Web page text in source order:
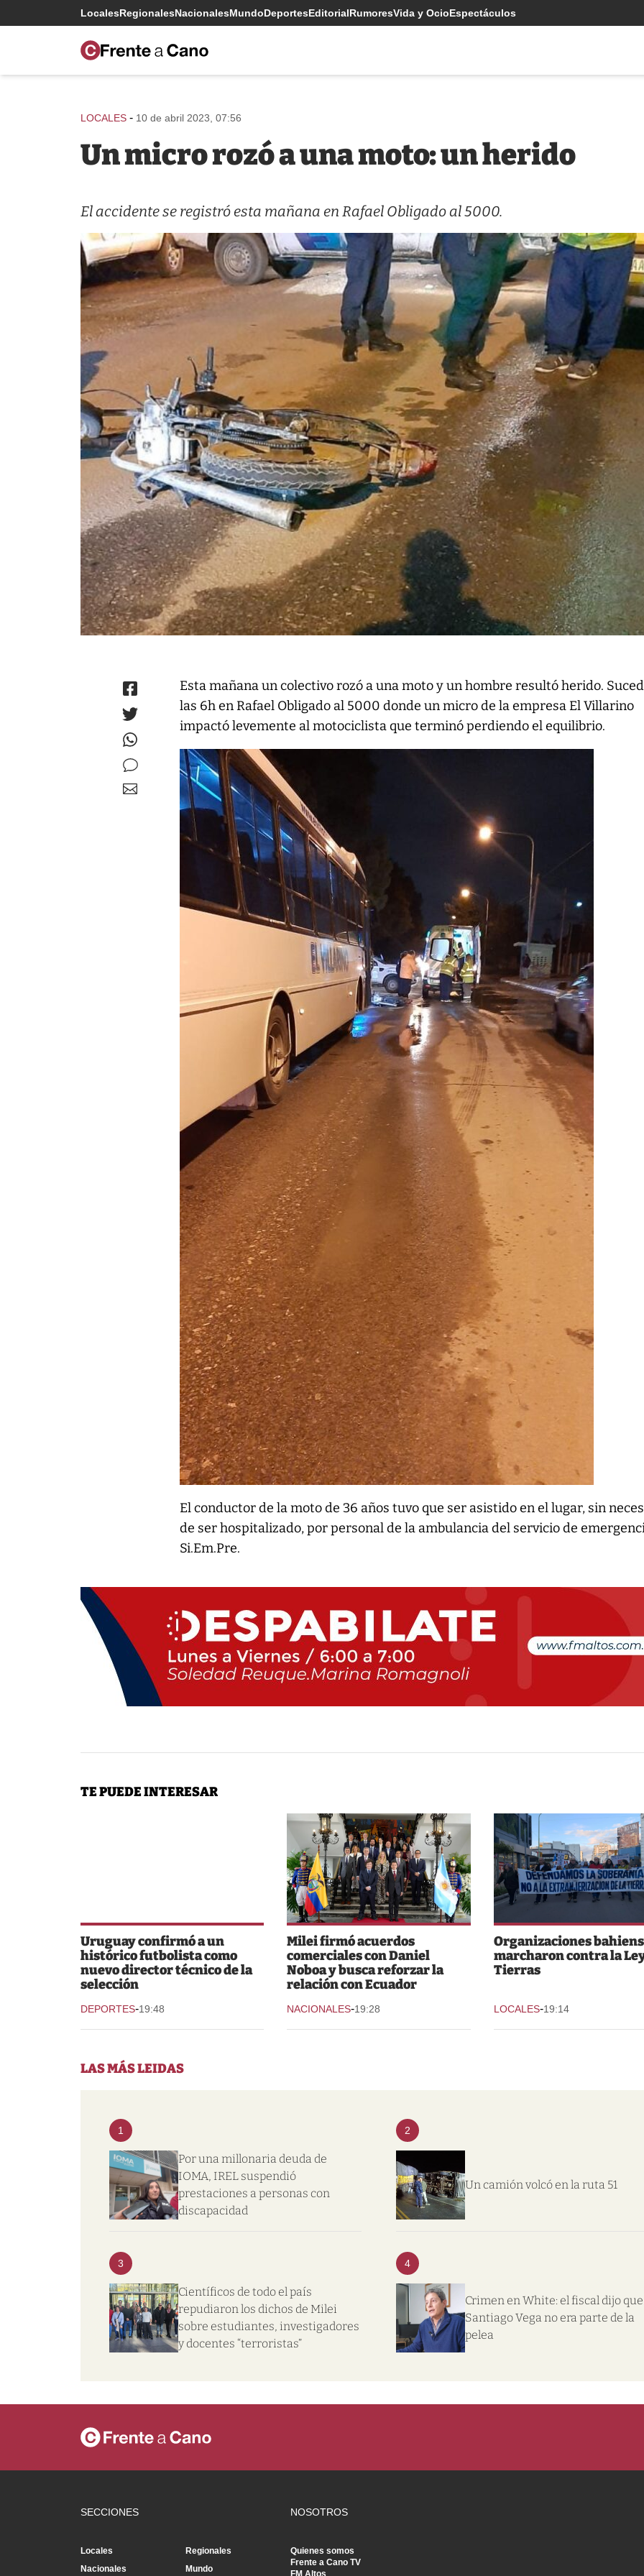
LocalesRegionalesNacionalesMundoDeportesEditorialRumoresVida y OcioEspectáculos
LOCALES - 10 de abril 2023, 07:56
Un micro rozó a una moto: un herido
El accidente se registró esta mañana en Rafael Obligado al 5000.
Esta mañana un colectivo rozó a una moto y un hombre resultó herido.
las 6h en Rafael Obligado al 5000 donde un micro de la empresa El Villarino
impactó levemente al motociclista que terminó perdiendo el equilibrio.
El conductor de la moto de 36 años tuvo que ser asistido en el lugar, sin
de ser hospitalizado, por personal de la ambulancia del servicio de
Si.Em.Pre.
TE PUEDE INTERESAR
Uruguay confirmó a un
histórico futbolista como
nuevo director técnico de la
selección
DEPORTES-19:48
Milei firmó acuerdos
comerciales con Daniel
Noboa y busca reforzar la
relación con Ecuador
NACIONALES-19:28
Organizaciones
marcharon contra la
Tierras
LOCALES-19:14
LAS MÁS LEIDAS
1
Por una millonaria deuda de
IOMA, IREL suspendió
prestaciones a personas con
discapacidad
2
Un camión volcó en la ruta 51
3
Científicos de todo el país
repudiaron los dichos de Milei
sobre estudiantes, investigadores
y docentes “terroristas”
4
Crimen en White: el fiscal dijo que
Santiago Vega no era parte de la
pelea
SECCIONES
Locales
Regionales
Nacionales
Mundo
NOSOTROS
Quienes somos
Frente a Cano TV
FM Altos